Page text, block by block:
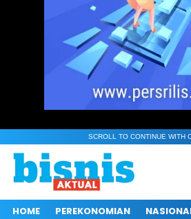
SCROLL TO CONTINUE WITH
HOME PEREKONOMIAN